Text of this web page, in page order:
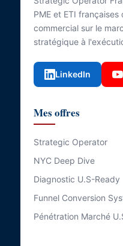
PME et ETI
commercial sur le
stratégique à
LinkedIn
Mes offres
Strategic Operator
NYC Deep Dive
Diagnostic U.S-Ready
Funnel Conversion
Pénétration Marché